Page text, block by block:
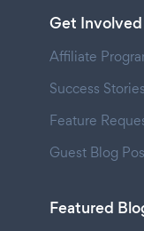
Get Involved
Affiliate
Success Stories
Feature
Guest Blog
Featured